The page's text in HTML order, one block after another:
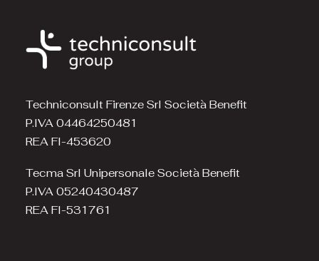
Techniconsult Firenze Srl Società Benefit
P.IVA 04464250481
REA FI-453620
Tecma Srl Unipersonale Società Benefit
P.IVA 05240430487
REA FI-531761